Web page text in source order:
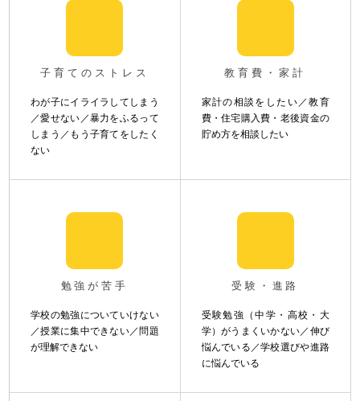
子育てのストレス
わが子にイライラしてしまう
／愛せない／暴力をふるって
しまう／もう子育てをしたく
ない
教育費・家計
家計の相談をしたい／教育
費・住宅購入費・老後資金の
貯め方を相談したい
勉強が苦手
学校の勉強についていけない
／授業に集中できない／問題
が理解できない
受験・進路
受験勉強（中学・高校・大
学）がうまくいかない／伸び
悩んでいる／学校選びや進路
に悩んでいる